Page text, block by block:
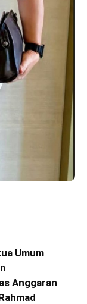
Umum
Anggaran